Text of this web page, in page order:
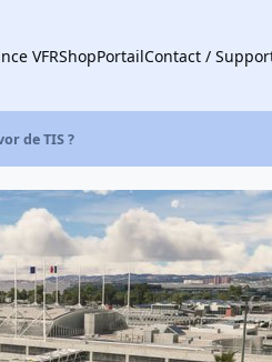
VFRShopPortailContact /
de TIS ?